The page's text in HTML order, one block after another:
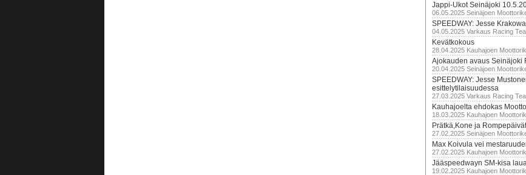
Jappi-Ukot Seinäjoki
06.05.2025 Seinäjoen
SPEEDWAY: Jesse
04.05.2025 Varkaus Racing
Kevätkokous
28.04.2025 Kauhajoen
Ajokauden avaus Seinäjoki
20.04.2025 Seinäjoen
SPEEDWAY: Jesse
esittelytilaisuudessa
27.03.2025 Varkaus Racing
Kauhajoelta ehdokas
18.03.2025 Kauhajoen
Prätkä,Kone ja
27.02.2025 Seinäjoen
Max Koivula vei
27.02.2025 Kauhajoen
Jääspeedwayn SM-kisa
19.02.2025 Kauhajoen